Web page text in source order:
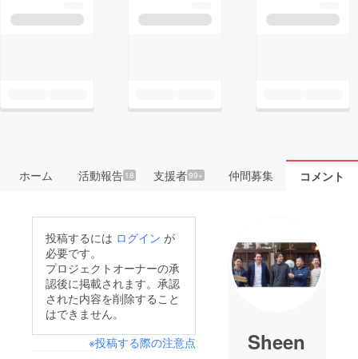
ホーム 活動報告18 支援者99+ 仲間募集 コメント
投稿するには ログイン が
必要です。
プロジェクトオーナーの承
認後に掲載されます。承認
された内容を削除すること
はできません。
※投稿する際の注意点
Sheen